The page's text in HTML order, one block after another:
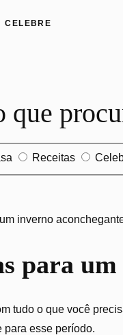
CELEBRE
que
Receitas
para
tudo o que você
esse período.